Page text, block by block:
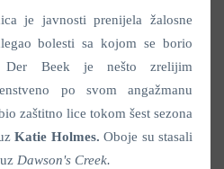
je javnosti prenijela žalosne
bolesti sa kojom se borio
Der Beek je nešto zrelijim
po svom angažmanu
zaštitno lice tokom šest sezona
Katie Holmes.Oboje su stasali
Dawson's Creek.